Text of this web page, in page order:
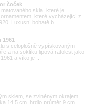
čoček
skla, které je
které vycházející z
Luxusní bohatě b ...
s celoplošně vypískovaným
a na soklíku lipová ratolest jako
a víko je ...
sklem, se zvlněným okrajem,
14,5 cm, hrdlo průměr 9 cm.